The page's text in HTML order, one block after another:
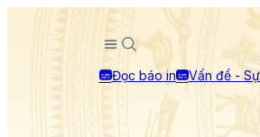
Đọc báo in Vấn đề -